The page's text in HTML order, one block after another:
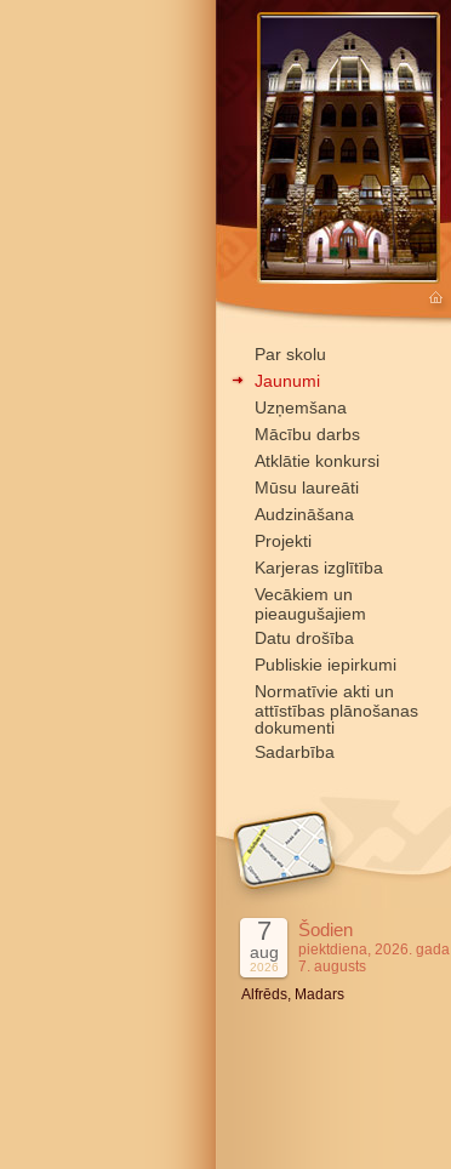
Par skolu
Jaunumi
Uzņemšana
Mācību darbs
Atklātie konkursi
Mūsu laureāti
Audzināšana
Projekti
Karjeras izglītība
Vecākiem un
pieaugušajiem
Datu drošība
Publiskie iepirkumi
Normatīvie akti un
attīstības plānošanas
dokumenti
Sadarbība
7
aug
2026
Šodien
piektdiena, 2026. gada
7. augusts
Alfrēds, Madars